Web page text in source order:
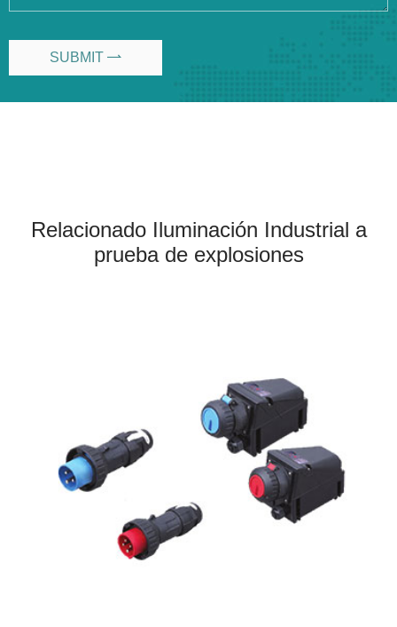
SUBMIT 
Relacionado Iluminación Industrial a
prueba de explosiones